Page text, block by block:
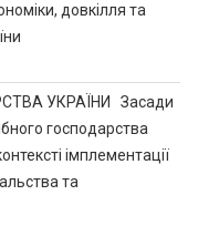
довкілля та
УКРАЇНИ Засади
господарства
імплементації
та